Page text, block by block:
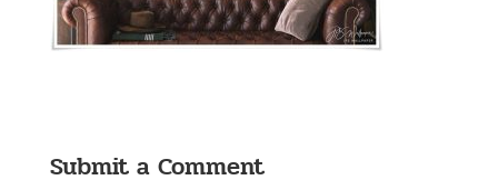
Submit a Comment